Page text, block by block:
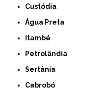
Custódia
Água Preta
Itambé
Petrolândia
Sertânia
Cabrobó